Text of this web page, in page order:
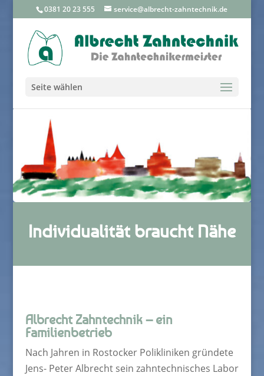
0381 20 23 555 service@albrecht-zahntechnik.de
Seite wählen
Individualität braucht Nähe
Albrecht Zahntechnik – ein
Familienbetrieb
Nach Jahren in Rostocker Polikliniken gründete
Jens- Peter Albrecht sein zahntechnisches Labor